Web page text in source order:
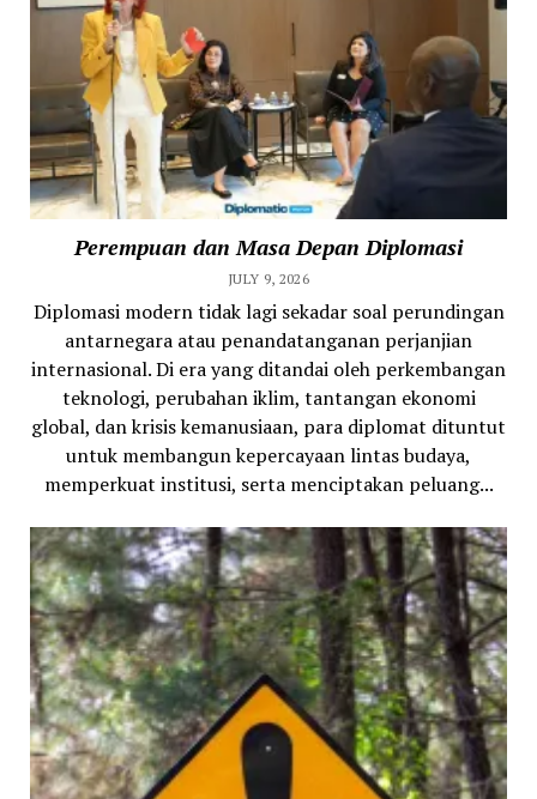
Perempuan dan Masa Depan Diplomasi
JULY 9, 2026
Diplomasi modern tidak lagi sekadar soal perundingan
antarnegara atau penandatanganan perjanjian
internasional. Di era yang ditandai oleh perkembangan
teknologi, perubahan iklim, tantangan ekonomi
global, dan krisis kemanusiaan, para diplomat dituntut
untuk membangun kepercayaan lintas budaya,
memperkuat institusi, serta menciptakan peluang...